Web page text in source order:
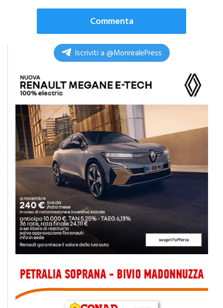
Commenta
Iscriviti a @MonrealePress